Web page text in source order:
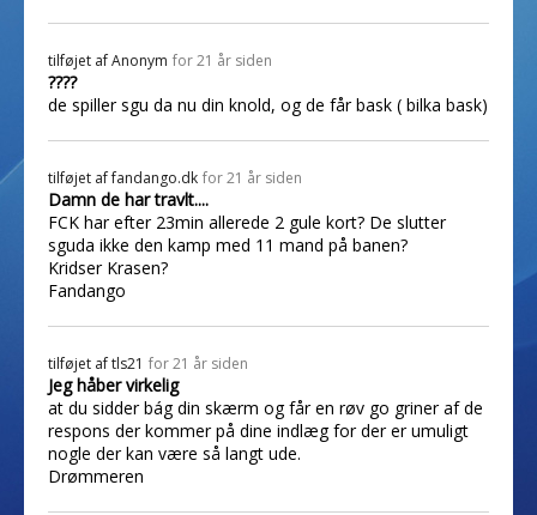
tilføjet afAnonym for 21 år siden
????
de spiller sgu da nu din knold, og de får bask ( bilka bask)
tilføjet affandango.dk for 21 år siden
Damn de har travlt....
FCK har efter 23min allerede 2 gule kort? De slutter
sguda ikke den kamp med 11 mand på banen?
Kridser Krasen?
Fandango
tilføjet aftls21 for 21 år siden
Jeg håber virkelig
at du sidder bág din skærm og får en røv go griner af de
respons der kommer på dine indlæg for der er umuligt
nogle der kan være så langt ude.
Drømmeren